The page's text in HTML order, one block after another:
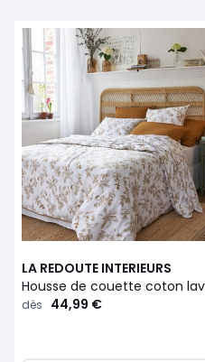
LA REDOUTE INTERIEURS
dès 44,99 €